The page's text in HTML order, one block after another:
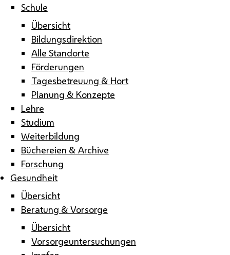
Schule
Übersicht
Bildungsdirektion
Alle Standorte
Förderungen
Tagesbetreuung & Hort
Planung & Konzepte
Lehre
Studium
Weiterbildung
Büchereien & Archive
Forschung
Gesundheit
Übersicht
Beratung & Vorsorge
Übersicht
Vorsorgeuntersuchungen